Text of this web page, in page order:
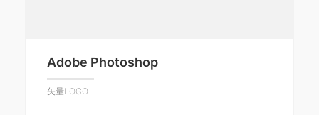
Adobe Photoshop
矢量LOGO